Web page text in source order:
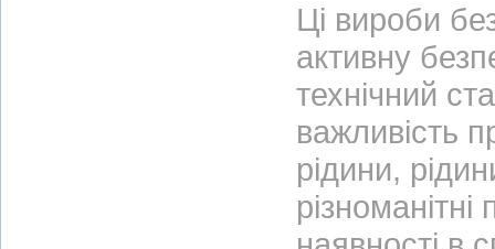
Ці вироби
активну
технічний
важливість
рідини,